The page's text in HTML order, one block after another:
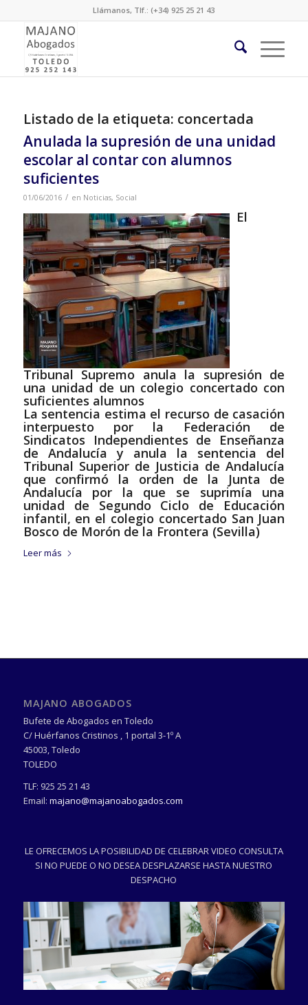
Llámanos, Tlf.: (+34) 925 25 21 43
Listado de la etiqueta: concertada
Anulada la supresión de una unidad
escolar al contar con alumnos
suficientes
01/06/2016 / en Noticias, Social
El
Tribunal Supremo anula la supresión de
una unidad de un colegio concertado con
suficientes alumnos
La sentencia estima el recurso de casación
interpuesto por la Federación de
Sindicatos Independientes de Enseñanza
de Andalucía y anula la sentencia del
Tribunal Superior de Justicia de Andalucía
que confirmó la orden de la Junta de
Andalucía por la que se suprimía una
unidad de Segundo Ciclo de Educación
infantil, en el colegio concertado San Juan
Bosco de Morón de la Frontera (Sevilla)
Leer más
MAJANO ABOGADOS
Bufete de Abogados en Toledo
C/ Huérfanos Cristinos , 1 portal 3-1º A
45003,Toledo
TOLEDO
TLF: 925 25 21 43
Email: majano@majanoabogados.com
LE OFRECEMOS LA POSIBILIDAD DE CELEBRAR VIDEO CONSULTA
SI NO PUEDE O NO DESEA DESPLAZARSE HASTA NUESTRO
DESPACHO